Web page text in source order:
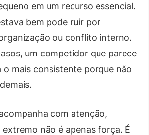
em um recurso essencial.
bem pode ruir por
ou conflito interno.
um competidor que parece
o mais consistente porque não
com atenção,
extremo não é apenas força. É